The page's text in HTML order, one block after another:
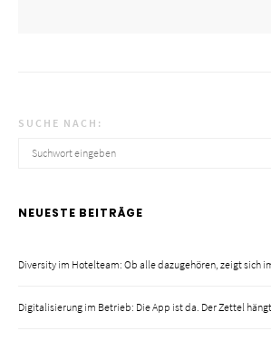
SUCHE NACH:
NEUESTE BEITRÄGE
Diversity im Hotelteam: Ob alle dazugehören, zeigt sich
Digitalisierung im Betrieb: Die App ist da. Der Zettel